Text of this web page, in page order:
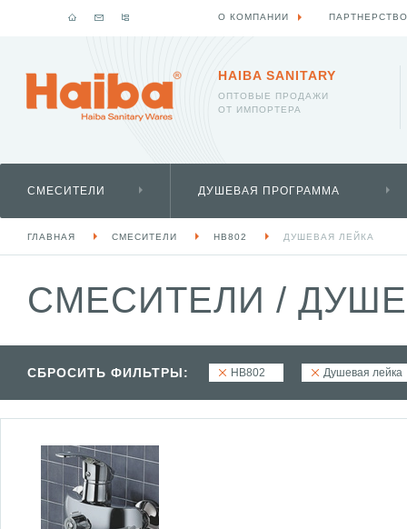
HAIBA SANITARY
ОПТОВЫЕ ПРОДАЖИ
ОТ ИМПОРТЕРА
СМЕСИТЕЛИ ДУШЕВАЯ ПРОГРАММА
ГЛАВНАЯ СМЕСИТЕЛИ HB802 ДУШЕВАЯ ЛЕЙКА
СМЕСИТЕЛИ /
СБРОСИТЬ ФИЛЬТРЫ: HB802 Душевая лейка
О КОМПАНИИ ПАРТНЕРСТВО